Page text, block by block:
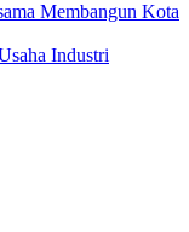
Membangun Kota
Industri